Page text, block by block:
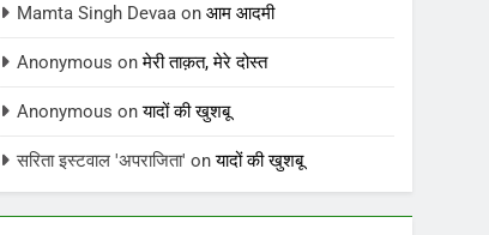
Mamta Singh Devaa onआम आदमी
Anonymous onमेरी ताक़त, मेरे दोस्त
Anonymous onयादों की खुशबू
सरिता इस्टवाल 'अपराजिता' onयादों की खुशबू